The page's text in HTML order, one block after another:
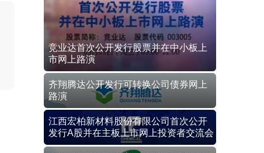
竞业达首次公开发行股票并在中小板上
市网上路演
齐翔腾达公开发行可转换公司债券网上
路演
江西宏柏新材料股份有限公司首次公开
发行A股并在主板上市网上投资者交流会